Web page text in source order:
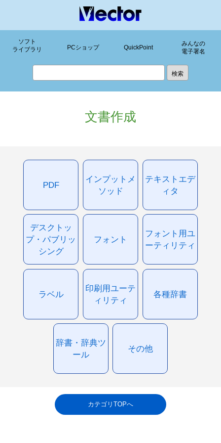
ソフト
ライブラリ
PCショップ QuickPoint
みんなの
電子署名
文書作成
PDF
インプットメ
ソッド
テキストエデ
ィタ
デスクトッ
プ・パブリッ
シング
フォント
フォント用ユ
ーティリティ
ラベル
印刷用ユーテ
ィリティ
各種辞書
辞書・辞典ツ
ール
その他
カテゴリTOPへ